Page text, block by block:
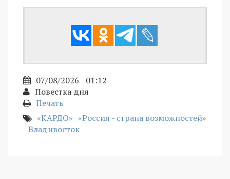
07/08/2026 - 01:12
Повестка дня
Печать
«КАРДО» «Россия - страна возможностей»
Владивосток